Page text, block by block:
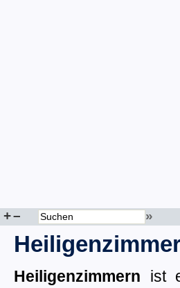
+– »
Heiligenzimmern ist